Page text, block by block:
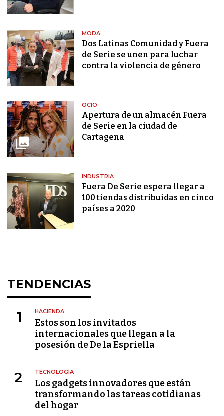
MODA
Dos Latinas Comunidad y Fuera
de Serie se unen para luchar
contra la violencia de género
OCIO
Apertura de un almacén Fuera
de Serie en la ciudad de
Cartagena
INDUSTRIA
Fuera De Serie espera llegar a
100 tiendas distribuidas en cinco
países a 2020
TENDENCIAS
1 HACIENDA
Estos son los invitados
internacionales que llegan a la
posesión de De la Espriella
2 TECNOLOGÍA
Los gadgets innovadores que están
transformando las tareas cotidianas
del hogar